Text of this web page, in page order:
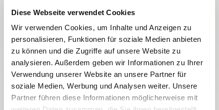
Diese Webseite verwendet Cookies
Wir verwenden Cookies, um Inhalte und Anzeigen zu
personalisieren, Funktionen für soziale Medien anbieten
zu können und die Zugriffe auf unsere Website zu
analysieren. Außerdem geben wir Informationen zu Ihrer
Verwendung unserer Website an unsere Partner für
soziale Medien, Werbung und Analysen weiter. Unsere
Partner führen diese Informationen möglicherweise mit